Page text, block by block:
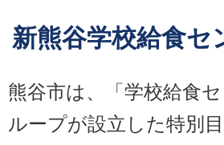
新熊谷学校給食セ
熊谷市は、「学校給食
ループが設立した特別